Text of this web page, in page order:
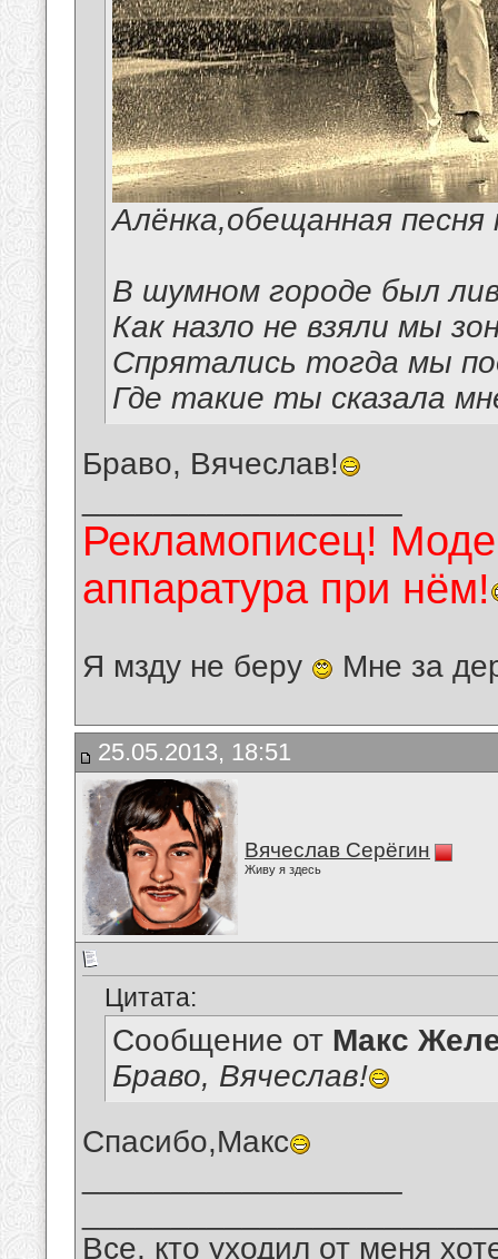
Алёнка,обещанная песня
В шумном городе был
Как назло не взяли мы
Спрятались тогда мы
Где такие ты сказала
Браво, Вячеслав!
Рекламописец!
аппаратура при нём!
Я мзду не беру Мне за
25.05.2013, 18:51
Вячеслав Серёгин
Живу я здесь
Цитата:
Сообщение от Макс
Браво, Вячеслав!
Спасибо,Макс
Все, кто уходил от меня